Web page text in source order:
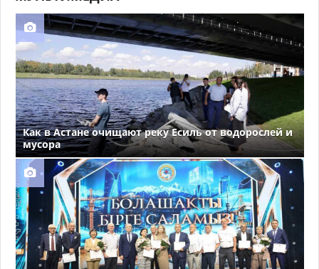
Как в Астане очищают реку Есиль от водорослей и
мусора